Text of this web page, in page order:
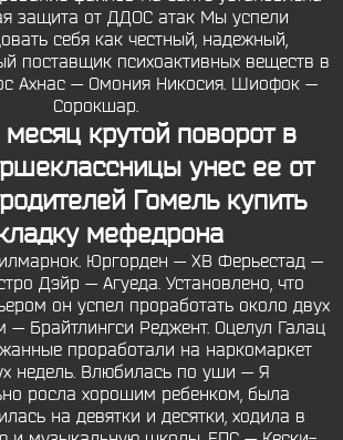
защита от ДДОС атак Мы успели
себя как честный, надежный,
поставщик психоактивных веществ в
Ахнас — Омония Никосия. Шиофок —
Сорокшар.
месяц крутой поворот в
унес ее от
Гомель купить
мефедрона
Юргорден — ХВ Ферьестад —
Дэйр — Агуеда. Установлено, что
он успел проработать около двух
— Брайтлингси Реджент. Оцелул Галац
проработали на наркомаркет
недель. Влюбилась по уши — Я
росла хорошим ребенком, была
на девятки и десятки, ходила в